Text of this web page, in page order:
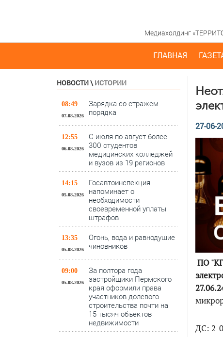
Медиахолдинг
ГЛАВНАЯ
НОВОСТИ\ ИСТОРИИ
08:49
07.08.2026
Зарядка со стражем
порядка
12:55
06.08.2026
С июля по август более
300 студентов
медицинских колледжей
и вузов из 19 регионов
14:15
05.08.2026
Госавтоинспекция
напоминает о
необходимости
своевременной уплаты
штрафов
13:35
05.08.2026
Огонь, вода и равнодушие
чиновников
09:00
05.08.2026
За полтора года
застройщики Пермского
края оформили права
участников долевого
строительства почти на
15 тысяч объектов
недвижимости
27-06-
ПО
ДС: 2-